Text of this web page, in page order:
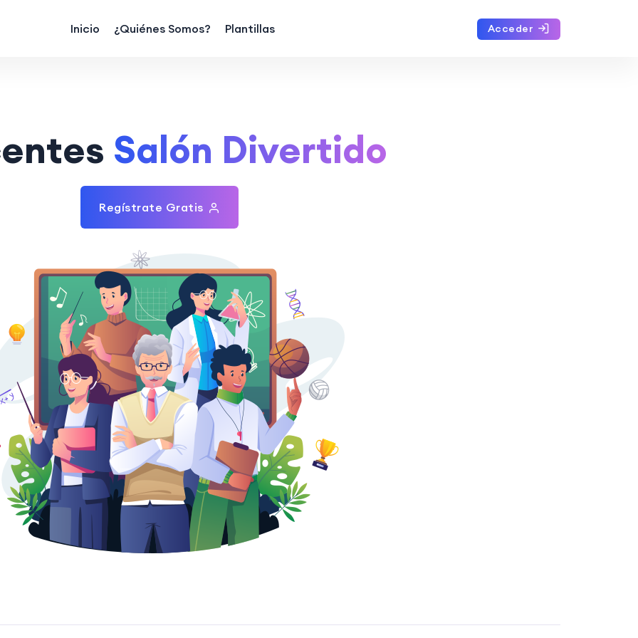
Inicio ¿Quiénes Somos? Plantillas Acceder
Salón Divertido
Regístrate Gratis